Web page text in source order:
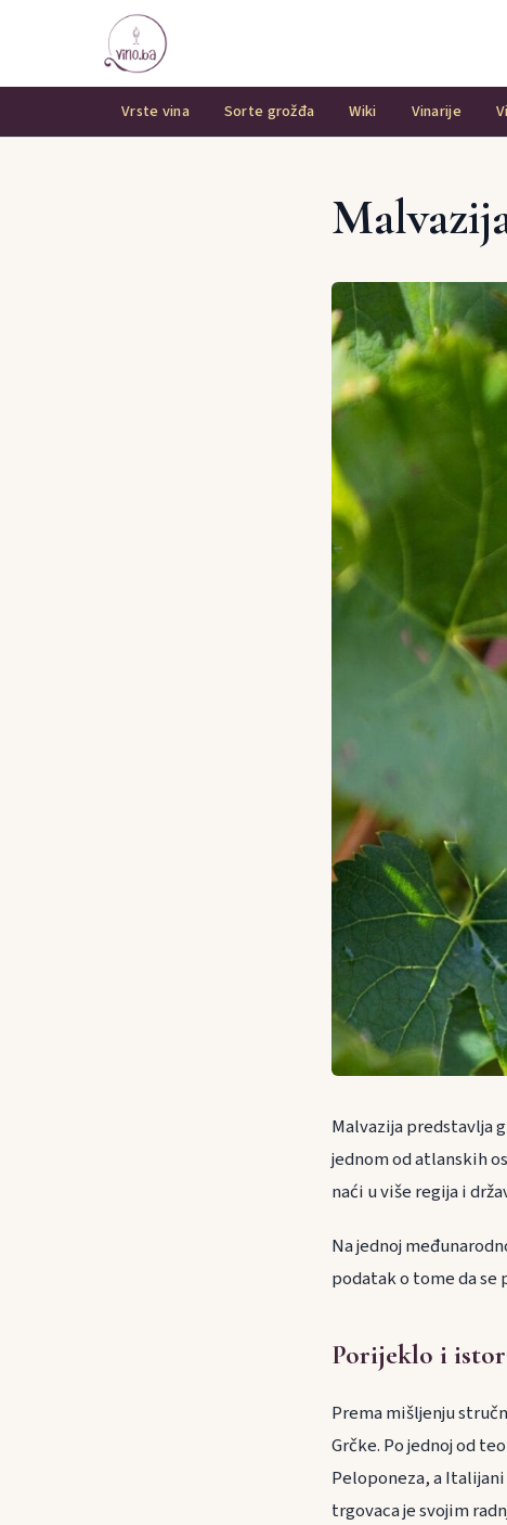
Vrste vina Sorte grožđa Wiki Vinarije
Malvazija predstavlja
jednom od atlanskih
naći u više regija i
Na jednoj
podatak o tome da
Porijeklo i
Prema mišljenju
Grčke. Po jednoj od
Peloponeza, a
trgovaca je svojim